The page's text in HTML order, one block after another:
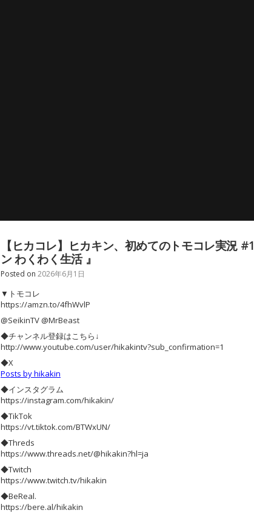
【ヒカコレ】ヒカキン、初めてのトモコレ実況
ン わくわく生活 』
Posted on 2026年6月1日
▼トモコレ
https://amzn.to/4fhWvlP
@SeikinTV @MrBeast
◆チャンネル登録はこちら↓
http://www.youtube.com/user/hikakintv?sub_confirmation=1
◆X
Posts by hikakin
◆インスタグラム
https://instagram.com/hikakin/
◆TikTok
https://vt.tiktok.com/BTWxUN/
◆Threds
https://www.threads.net/@hikakin?hl=ja
◆Twitch
https://www.twitch.tv/hikakin
◆BeReal.
https://bere.al/hikakin